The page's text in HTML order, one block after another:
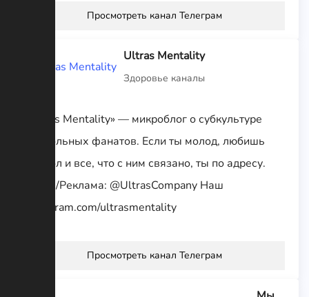
Просмотреть канал Телеграм
Ultras Mentality
Здоровье каналы
«Ultras Mentality» — микроблог о субкультуре
футбольных фанатов. Если ты молод, любишь
футбол и все, что с ним связано, ты по адресу.
Связь/Реклама: @UltrasCompany Наш
instagram.com/ultrasmentality
Просмотреть канал Телеграм